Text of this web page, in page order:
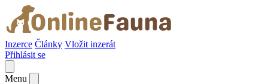
Inzerce Články Vložit inzerát
Přihlásit se
Menu